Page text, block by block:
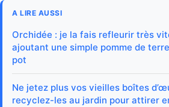
A LIRE AUSSI
Orchidée : je la fais refleurir très
ajoutant une simple pomme de
pot
Ne jetez plus vos vieilles boîtes
recyclez-les au jardin pour attirer